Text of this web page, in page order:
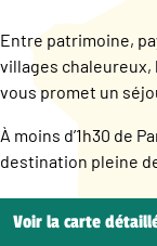
Entre patrimoine,
villages chaleureux,
vous promet un
À moins d’1h30 de
destination pleine
Voir la carte